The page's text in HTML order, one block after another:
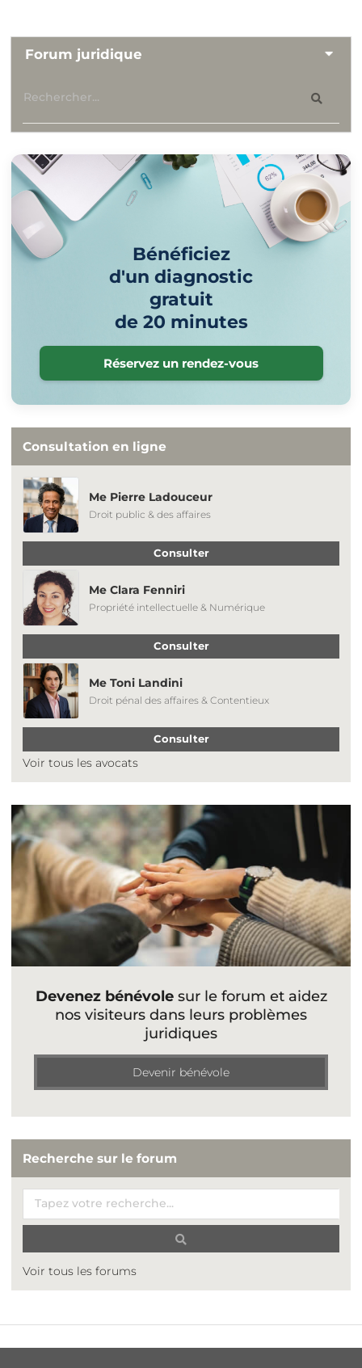
Forum juridique
Bénéficiez
d'un diagnostic
gratuit
de 20 minutes
Réservez un rendez-vous
Consultation en ligne
Me Pierre Ladouceur
Droit public & des affaires
Consulter
Me Clara Fenniri
Propriété intellectuelle & Numérique
Consulter
Me Toni Landini
Droit pénal des affaires & Contentieux
Consulter
Voir tous les avocats
Devenez bénévolesur le forum et aidez
nos visiteurs dans leurs problèmes
juridiques
Devenir bénévole
Recherche sur le forum
Voir tous les forums